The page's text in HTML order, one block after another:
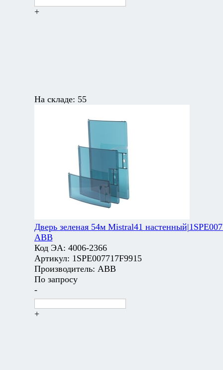
+
На складе: 55
Дверь зеленая 54м Mistral41
ABB
Код ЭА: 4006-2366
Артикул: 1SPE007717F9915
Производитель: ABB
По запросу
-
+